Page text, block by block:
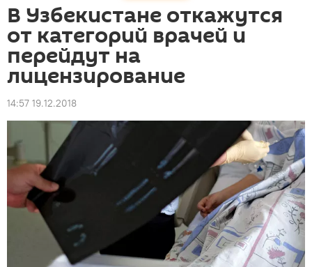
В Узбекистане откажутся
от категорий врачей и
перейдут на
лицензирование
14:57 19.12.2018